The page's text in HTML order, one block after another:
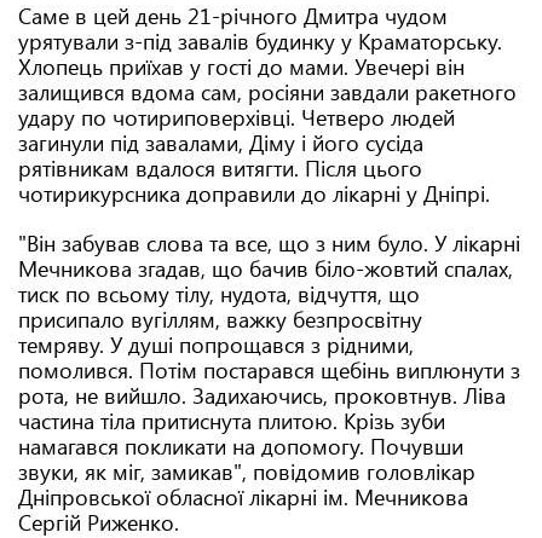
Саме в цей день 21-річного Дмитра чудом
урятували з-під завалів будинку у Краматорську.
Хлопець приїхав у гості до мами. Увечері він
залищився вдома сам, росіяни завдали ракетного
удару по чотириповерхівці. Четверо людей
загинули під завалами, Діму і його сусіда
рятівникам вдалося витягти. Після цього
чотирикурсника доправили до лікарні у Дніпрі.
"Він забував слова та все, що з ним було. У лікарні
Мечникова згадав, що бачив біло-жовтий спалах,
тиск по всьому тілу, нудота, відчуття, що
присипало вугіллям, важку безпросвітну
темряву. У душі попрощався з рідними,
помолився. Потім постарався щебінь виплюнути з
рота, не вийшло. Задихаючись, проковтнув. Ліва
частина тіла притиснута плитою. Крізь зуби
намагався покликати на допомогу. Почувши
звуки, як міг, замикав", повідомив головлікар
Дніпровської обласної лікарні ім. Мечникова
Сергій Риженко.